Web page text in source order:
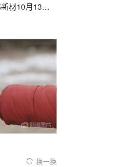
停牌核查!完成，上纬新材10月13日起复牌
换一换